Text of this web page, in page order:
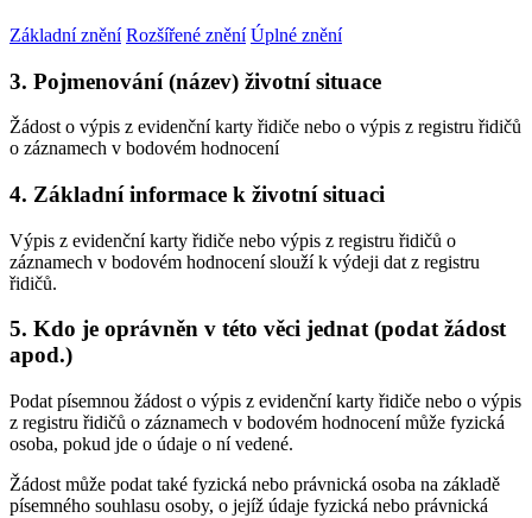
Základní znění Rozšířené znění Úplné znění
3. Pojmenování (název) životní situace
Žádost o výpis z evidenční karty řidiče nebo o výpis z registru řidičů
o záznamech v bodovém hodnocení
4. Základní informace k životní situaci
Výpis z evidenční karty řidiče nebo výpis z registru řidičů o
záznamech v bodovém hodnocení slouží k výdeji dat z registru
řidičů.
5. Kdo je oprávněn v této věci jednat (podat žádost
apod.)
Podat písemnou žádost o výpis z evidenční karty řidiče nebo o výpis
z registru řidičů o záznamech v bodovém hodnocení může fyzická
osoba, pokud jde o údaje o ní vedené.
Žádost může podat také fyzická nebo právnická osoba na základě
písemného souhlasu osoby, o jejíž údaje fyzická nebo právnická